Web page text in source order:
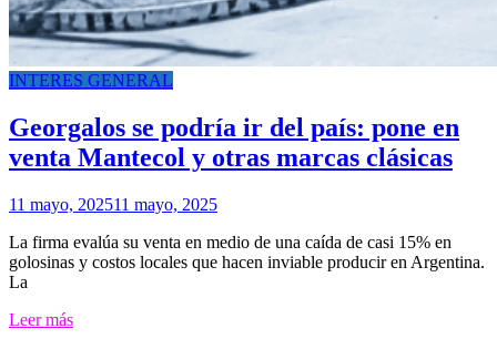
INTERES GENERAL
Georgalos se podría ir del país: pone en
venta Mantecol y otras marcas clásicas
11 mayo, 202511 mayo, 2025
La firma evalúa su venta en medio de una caída de casi 15% en
golosinas y costos locales que hacen inviable producir en Argentina.
La
Leer más